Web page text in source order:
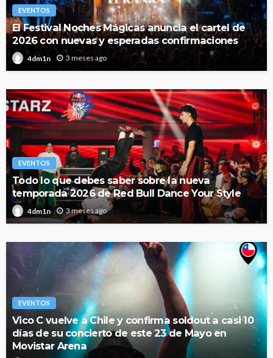
EVENTOS
El Festival Noches Mágicas anuncia el cartel de
2026 con nuevas y esperadas confirmaciones
4dm1n 3 meses ago
EVENTOS
Todo lo que debes saber sobre la nueva
temporada 2026 de Red Bull Dance Your Style
4dm1n 3 meses ago
EVENTOS
Vico C vuelve a Chile y confirma soldout a casi 10
días de su concierto de este 23 de Mayo en
Movistar Arena